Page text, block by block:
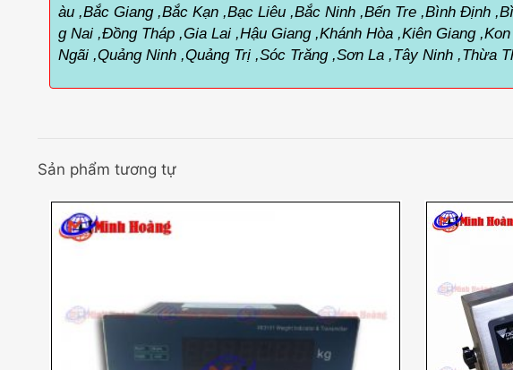
àu ,Bắc Giang ,Bắc Kạn ,Bạc Liêu ,Bắc Ninh ,Bến Tre ,Bình Định
g Nai ,Đồng Tháp ,Gia Lai ,Hậu Giang ,Khánh Hòa ,Kiên Giang
Ngãi ,Quảng Ninh ,Quảng Trị ,Sóc Trăng ,Sơn La ,Tây Ninh ,Thừa
Sản phẩm tương tự